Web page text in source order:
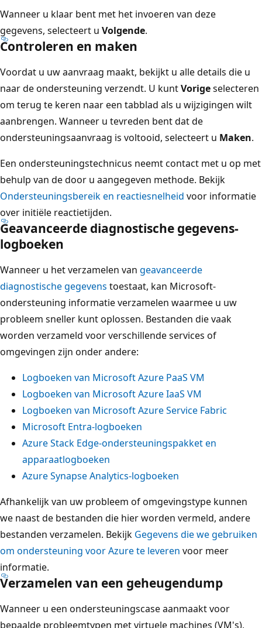
Wanneer u klaar bent met het invoeren van deze
gegevens, selecteert u Volgende.
Controleren en maken
Voordat u uw aanvraag maakt, bekijkt u alle details die u
naar de ondersteuning verzendt. U kuntVorigeselecteren
om terug te keren naar een tabblad als u wijzigingen wilt
aanbrengen. Wanneer u tevreden bent dat de
ondersteuningsaanvraag is voltooid, selecteert u Maken.
Een ondersteuningstechnicus neemt contact met u op met
behulp van de door u aangegeven methode. Bekijk
Ondersteuningsbereik en reactiesnelheid voor informatie
over initiële reactietijden.
Geavanceerde diagnostische gegevens-
logboeken
Wanneer u het verzamelen van geavanceerde
diagnostische gegevens toestaat, kan Microsoft-
ondersteuning informatie verzamelen waarmee u uw
probleem sneller kunt oplossen. Bestanden die vaak
worden verzameld voor verschillende services of
omgevingen zijn onder andere:
Logboeken van Microsoft Azure PaaS VM
Logboeken van Microsoft Azure IaaS VM
Logboeken van Microsoft Azure Service Fabric
Microsoft Entra-logboeken
Azure Stack Edge-ondersteuningspakket en
apparaatlogboeken
Azure Synapse Analytics-logboeken
Afhankelijk van uw probleem of omgevingstype kunnen
we naast de bestanden die hier worden vermeld, andere
bestanden verzamelen. Bekijk Gegevens die we gebruiken
om ondersteuning voor Azure te leveren voor meer
informatie.
Verzamelen van een geheugendump
Wanneer u een ondersteuningscase aanmaakt voor
bepaalde probleemtypen met virtuele machines (VM's),